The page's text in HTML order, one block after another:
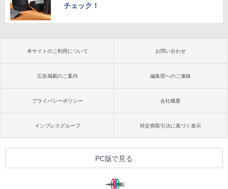
チェック！
本サイトのご利用について お問い合わせ
広告掲載のご案内 編集部へのご連絡
プライバシーポリシー 会社概要
インプレスグループ 特定商取引法に基づく表示
PC版で見る